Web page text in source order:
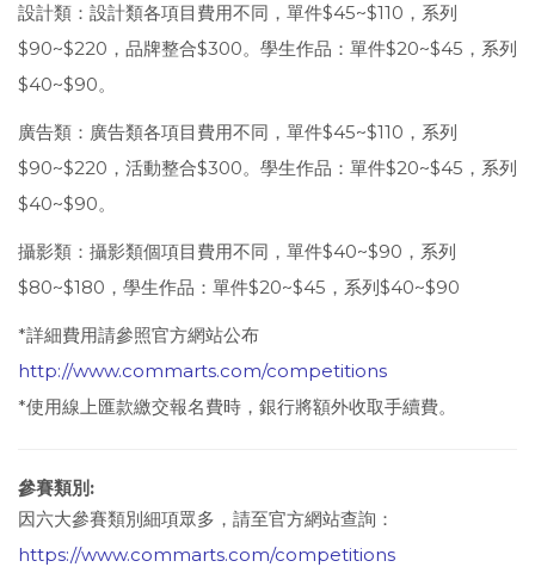
設計類：設計類各項目費用不同，單件$45~$110，系列
$90~$220，品牌整合$300。學生作品：單件$20~$45，系列
$40~$90。
廣告類：廣告類各項目費用不同，單件$45~$110，系列
$90~$220，活動整合$300。學生作品：單件$20~$45，系列
$40~$90。
攝影類：攝影類個項目費用不同，單件$40~$90，系列
$80~$180，學生作品：單件$20~$45，系列$40~$90
*詳細費用請參照官方網站公布
http://www.commarts.com/competitions
*使用線上匯款繳交報名費時，銀行將額外收取手續費。
參賽類別:
因六大參賽類別細項眾多，請至官方網站查詢：
https://www.commarts.com/competitions